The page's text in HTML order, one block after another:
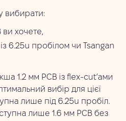
вибирати:
ви хочете,
6.25u пробілом чи Tsangan
1.2 мм PCB із flex-cut’ами
вибір для цієї
лише під 6.25u пробіл.
лише 1.6 мм PCB без